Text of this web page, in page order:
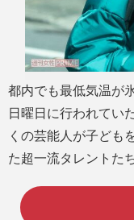
都内でも最低気温が
日曜日に行われてい
くの芸能人が子ども
た超一流タレントた